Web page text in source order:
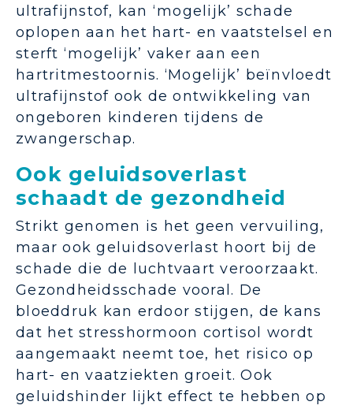
ultrafijnstof, kan ‘mogelijk’ schade
oplopen aan het hart- en vaatstelsel en
sterft ‘mogelijk’ vaker aan een
hartritmestoornis. ‘Mogelijk’ beïnvloedt
ultrafijnstof ook de ontwikkeling van
ongeboren kinderen tijdens de
zwangerschap.
Ook geluidsoverlast
schaadt de gezondheid
Strikt genomen is het geen vervuiling,
maar ook geluidsoverlast hoort bij de
schade die de luchtvaart veroorzaakt.
Gezondheidsschade vooral. De
bloeddruk kan erdoor stijgen, de kans
dat het stresshormoon cortisol wordt
aangemaakt neemt toe, het risico op
hart- en vaatziekten groeit. Ook
geluidshinder lijkt effect te hebben op